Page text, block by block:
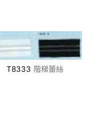
T8333 階梯蕾絲